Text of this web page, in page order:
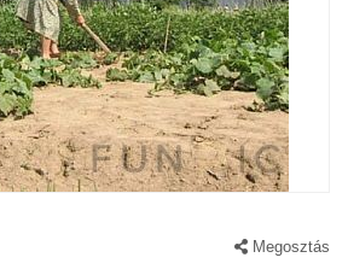
Megosztás